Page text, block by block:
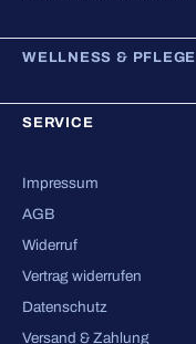
WELLNESS & PFLEGE
SERVICE
Impressum
AGB
Widerruf
Vertrag widerrufen
Datenschutz
Versand & Zahlung